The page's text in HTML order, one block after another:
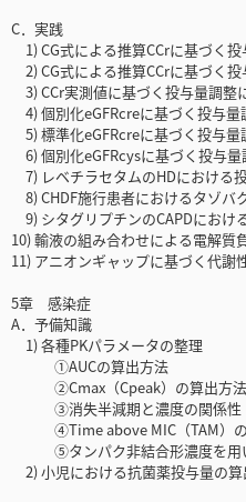
C．実践
1) CG式による推算CCrに基づく
2) CG式による推算CCrに基づく
3) CCr実測値に基づく投与量調整
4) 個別化eGFRcreに基づく投与量
5) 標準化eGFRcreに基づく投与
6) 個別化eGFRcysに基づく投与量
7) レベチラセタムのHDにおける
8) CHDF施行患者におけるタゾバ
9) シタグリプチンのCAPDにおけ
10) 輸液の組み合わせによる電解質
11) アニオンギャップに基づく代謝
5章 感染症
A．予備知識
1) 各種PKパラメータの整理
①AUCの算出方法
②Cmax（Cpeak）の算出方法
③消失半減期と濃度の関係性
④Time above MIC（TAM）の
⑤タンパク非結合形濃度を用い
2) 小児における抗菌薬投与量の